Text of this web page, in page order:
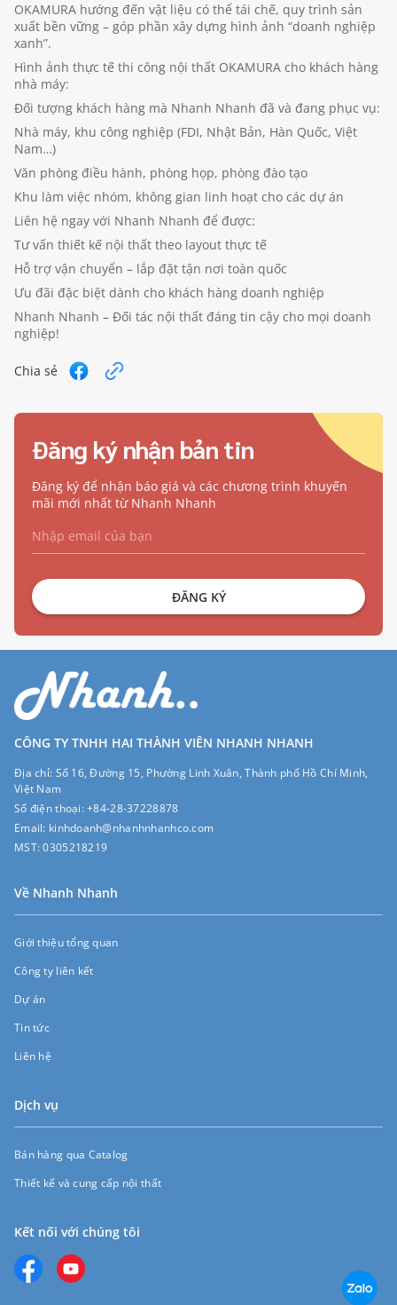
OKAMURA hướng đến vật liệu có thể tái chế, quy trình sản
xuất bền vững – góp phần xây dựng hình ảnh “doanh nghiệp
xanh”.
Hình ảnh thực tế thi công nội thất OKAMURA cho khách hàng
nhà máy:
Đối tượng khách hàng mà Nhanh Nhanh đã và đang phục vụ:
Nhà máy, khu công nghiệp (FDI, Nhật Bản, Hàn Quốc, Việt
Nam…)
Văn phòng điều hành, phòng họp, phòng đào tạo
Khu làm việc nhóm, không gian linh hoạt cho các dự án
Liên hệ ngay với Nhanh Nhanh để được:
Tư vấn thiết kế nội thất theo layout thực tế
Hỗ trợ vận chuyển – lắp đặt tận nơi toàn quốc
Ưu đãi đặc biệt dành cho khách hàng doanh nghiệp
Nhanh Nhanh – Đối tác nội thất đáng tin cậy cho mọi doanh
nghiệp!
Chia sẻ
Đăng ký nhận bản tin
Đăng ký để nhận báo giá và các chương trình khuyến
mãi mới nhất từ Nhanh Nhanh
ĐĂNG KÝ
CÔNG TY TNHH HAI THÀNH VIÊN NHANH NHANH
Địa chỉ: Số 16, Đường 15, Phường Linh Xuân, Thành phố Hồ Chí Minh,
Việt Nam
Số điện thoại:+84-28-37228878
Email: kinhdoanh@nhanhnhanhco.com
MST:0305218219
Về Nhanh Nhanh
Giới thiệu tổng quan
Công ty liên kết
Dự án
Tin tức
Liên hệ
Dịch vụ
Bán hàng qua Catalog
Thiết kế và cung cấp nội thất
Kết nối với chúng tôi